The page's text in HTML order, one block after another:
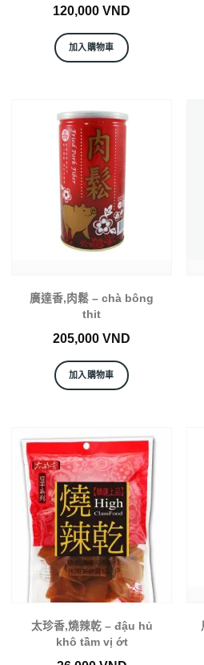
120,000 VND
加入購物車
廣達香,肉鬆 – chà bông
thit
205,000 VND
加入購物車
太珍香,燒辣乾 – đậu hủ
khô tầm vị ớt